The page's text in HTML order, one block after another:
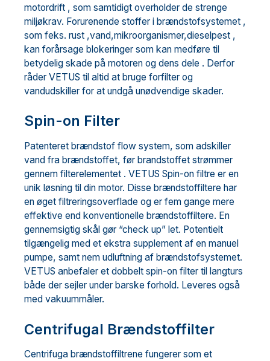
motordrift , som samtidigt overholder de strenge
miljøkrav. Forurenende stoffer i brændstofsystemet ,
som feks. rust ,vand,mikroorganismer,dieselpest ,
kan forårsage blokeringer som kan medføre til
betydelig skade på motoren og dens dele . Derfor
råder VETUS til altid at bruge forfilter og
vandudskiller for at undgå unødvendige skader.
Spin-on Filter
Patenteret brændstof flow system, som adskiller
vand fra brændstoffet, før brandstoffet strømmer
gennem filterelementet . VETUS Spin-on filtre er en
unik løsning til din motor. Disse brændstoffiltere har
en øget filtreringsoverflade og er fem gange mere
effektive end konventionelle brændstoffiltere. En
gennemsigtig skål gør “check up” let. Potentielt
tilgængelig med et ekstra supplement af en manuel
pumpe, samt nem udluftning af brændstofsystemet.
VETUS anbefaler et dobbelt spin-on filter til langturs
både der sejler under barske forhold. Leveres også
med vakuummåler.
Centrifugal Brændstoffilter
Centrifuga brændstoffiltrene fungerer som et